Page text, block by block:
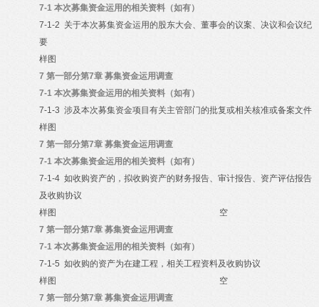
7-1 本次募集资金运用的相关资料（如有）
7-1-2 关于本次募集资金运用的股东大会、董事会的议案、决议和会议纪
要
样图
7 第一部分第7章 募集资金运用调查
7-1 本次募集资金运用的相关资料（如有）
7-1-3 涉及本次募集资金项目有关主管部门的批复或相关核准或备案文件
样图
7 第一部分第7章 募集资金运用调查
7-1 本次募集资金运用的相关资料（如有）
7-1-4 如收购资产的，拟收购资产的财务报告、审计报告、资产评估报告
及收购协议
样图
空
7 第一部分第7章 募集资金运用调查
7-1 本次募集资金运用的相关资料（如有）
7-1-5 如收购的资产为在建工程，相关工程资料及收购协议
样图
空
7 第一部分第7章 募集资金运用调查